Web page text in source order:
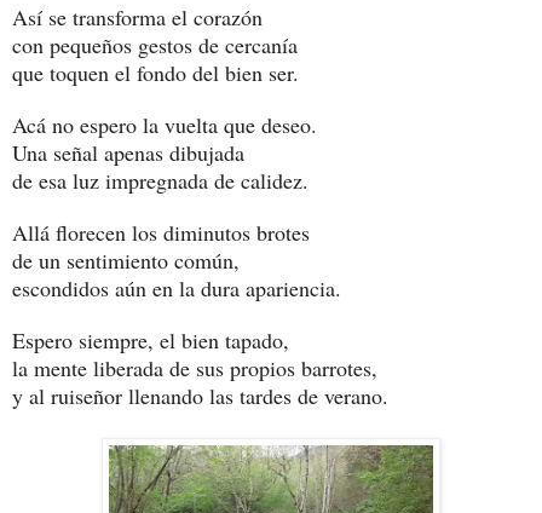
Así se transforma el corazón
con pequeños gestos de cercanía
que toquen el fondo del bien ser.
Acá no espero la vuelta que deseo.
Una señal apenas dibujada
de esa luz impregnada de calidez.
Allá florecen los diminutos brotes
de un sentimiento común,
escondidos aún en la dura apariencia.
Espero siempre, el bien tapado,
la mente liberada de sus propios barrotes,
y al ruiseñor llenando las tardes de verano.